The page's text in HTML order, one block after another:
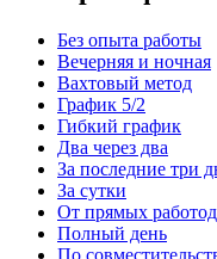
Без опыта работы
Вечерняя и ночная
Вахтовый метод
График 5/2
Гибкий график
Два через два
За последние три
За сутки
От прямых
Полный день